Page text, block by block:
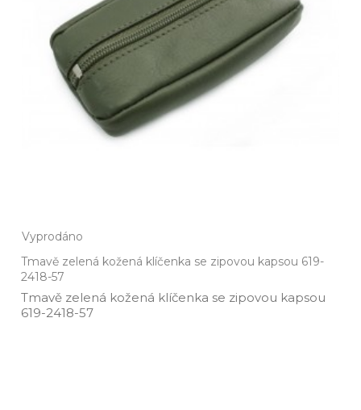
Vyprodáno
Tmavě zelená kožená klíčenka se zipovou kapsou 619-
2418-57
Tmavě zelená kožená klíčenka se zipovou kapsou
619­-2418­-57